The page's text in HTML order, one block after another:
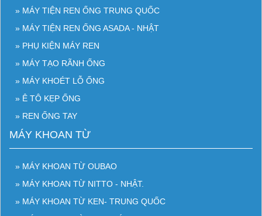
» MÁY TIỆN REN ỐNG TRUNG QUỐC
» MÁY TIỆN REN ỐNG ASADA - NHẬT
» PHỤ KIỆN MÁY REN
» MÁY TẠO RÃNH ỐNG
» MÁY KHOÉT LỖ ỐNG
» Ê TÔ KẸP ỐNG
» REN ỐNG TAY
MÁY KHOAN TỪ
» MÁY KHOAN TỪ OUBAO
» MÁY KHOAN TỪ NITTO - NHẬT.
» MÁY KHOAN TỪ KEN- TRUNG QUỐC